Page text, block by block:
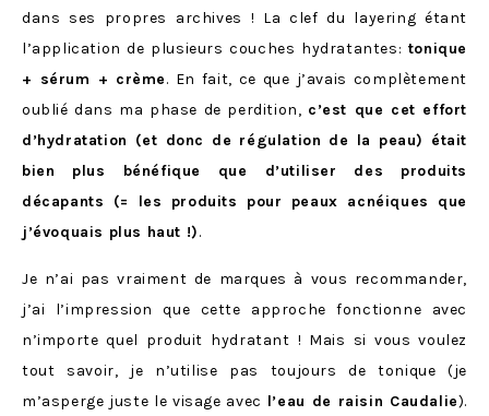
dans ses propres archives ! La clef du layering étant
l’application de plusieurs couches hydratantes: tonique
+ sérum + crème. En fait, ce que j’avais complètement
oublié dans ma phase de perdition, c’est que cet effort
d’hydratation (et donc de régulation de la peau) était
bien plus bénéfique que d’utiliser des produits
décapants (= les produits pour peaux acnéiques que
j’évoquais plus haut !).
Je n’ai pas vraiment de marques à vous recommander,
j’ai l’impression que cette approche fonctionne avec
n’importe quel produit hydratant ! Mais si vous voulez
tout savoir, je n’utilise pas toujours de tonique (je
m’asperge juste le visage avec l’eau de raisin Caudalie).